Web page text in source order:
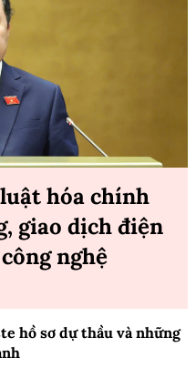
hóa chính
giao dịch điện
nghệ
hồ sơ dự thầu và những